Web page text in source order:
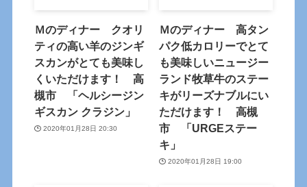
Ｍのディナー クオリ
ティの高い羊のジンギ
スカンがとても美味し
くいただけます！ 高
槻市 「ヘルシージン
ギスカン クラジン」
2020年01月28日 20:30
Ｍのディナー 高タン
パク低カロリーでとて
も美味しいニュージー
ランド牧草牛のステー
キがリーズナブルにい
ただけます！ 高槻
市 「URGEステー
キ」
2020年01月28日 19:00